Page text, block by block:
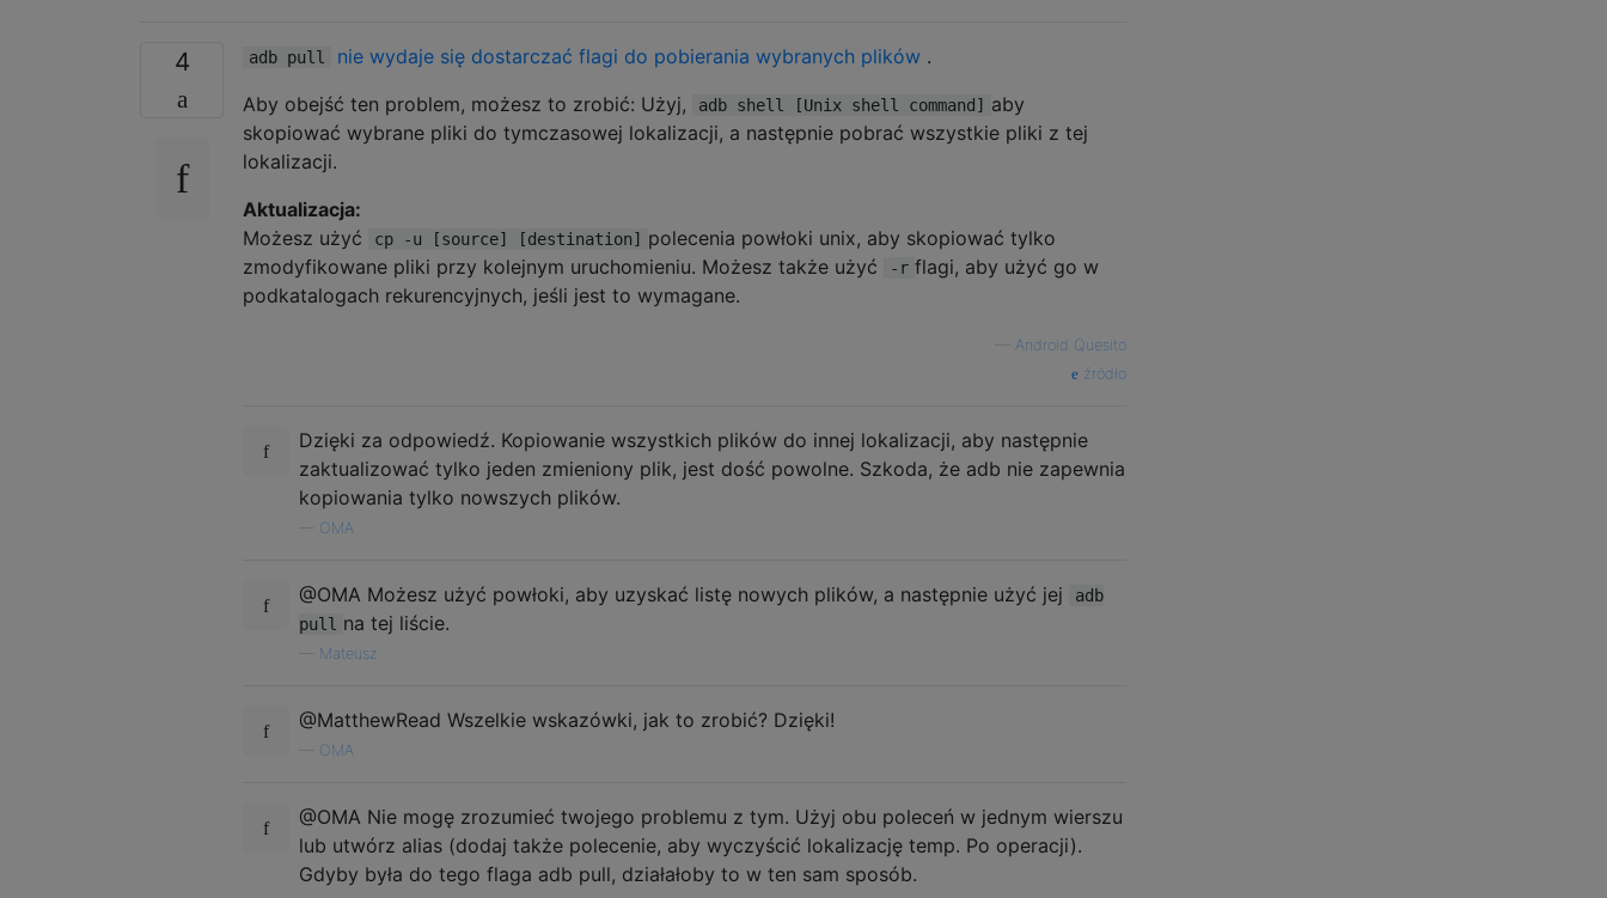
4 adb pull nie wydaje się dostarczać flagi do pobierania wybranych plików .
Aby obejść ten problem, możesz to zrobić: Użyj,
adb shell [Unix shell command] aby
skopiować wybrane pliki do tymczasowej lokalizacji, a następnie pobrać wszystkie pliki z tej
lokalizacji.
Aktualizacja:
Możesz użyć
cp -u [source] [destination] polecenia powłoki unix, aby skopiować tylko
zmodyfikowane pliki przy kolejnym uruchomieniu. Możesz także użyć
-r flagi, aby użyć go w
podkatalogach rekurencyjnych, jeśli jest to wymagane.
Android Quesito
źródło
Dzięki za odpowiedź. Kopiowanie wszystkich plików do innej lokalizacji, aby następnie
zaktualizować tylko jeden zmieniony plik, jest dość powolne. Szkoda, że ​​adb nie zapewnia
kopiowania tylko nowszych plików.
OMA
@OMA Możesz użyć powłoki, aby uzyskać listę nowych plików, a następnie użyć jej
adb
pull na tej liście.
Mateusz
@MatthewRead Wszelkie wskazówki, jak to zrobić? Dzięki!
OMA
@OMA Nie mogę zrozumieć twojego problemu z tym. Użyj obu poleceń w jednym wierszu
lub utwórz alias (dodaj także polecenie, aby wyczyścić lokalizację temp. Po operacji).
Gdyby była do tego flaga adb pull, działałoby to w ten sam sposób.